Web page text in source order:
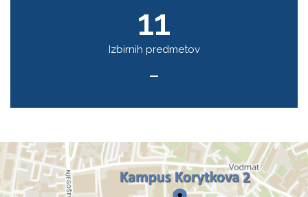
11
Izbirnih predmetov